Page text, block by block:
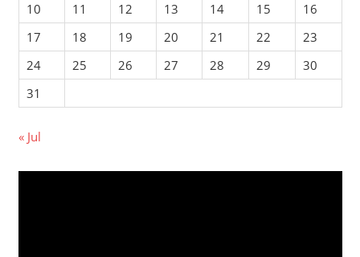
10
11 12 13 14 15
16
17
18 19 20 21 22
23
24
25 26 27 28 29
30
31
« Jul